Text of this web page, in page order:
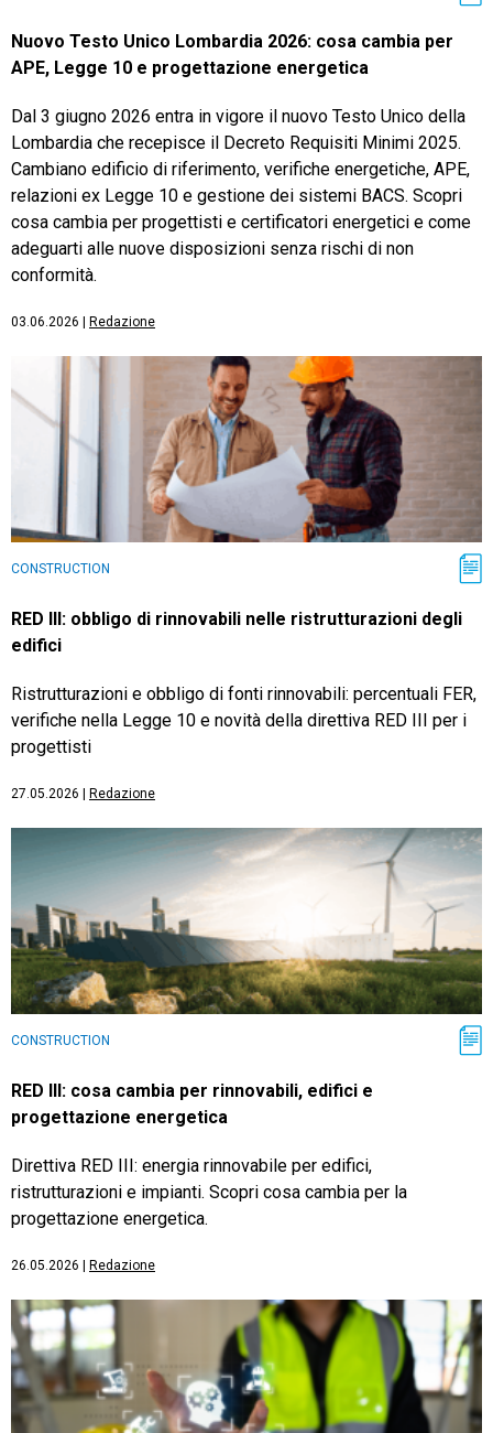
Nuovo Testo Unico Lombardia 2026: cosa cambia per
APE, Legge 10 e progettazione energetica
Dal 3 giugno 2026 entra in vigore il nuovo Testo Unico della
Lombardia che recepisce il Decreto Requisiti Minimi 2025.
Cambiano edificio di riferimento, verifiche energetiche, APE,
relazioni ex Legge 10 e gestione dei sistemi BACS. Scopri
cosa cambia per progettisti e certificatori energetici e come
adeguarti alle nuove disposizioni senza rischi di non
conformità.
03.06.2026 Redazione
CONSTRUCTION
RED III: obbligo di rinnovabili nelle ristrutturazioni degli
edifici
Ristrutturazioni e obbligo di fonti rinnovabili: percentuali FER,
verifiche nella Legge 10 e novità della direttiva RED III per i
progettisti
27.05.2026 Redazione
CONSTRUCTION
RED III: cosa cambia per rinnovabili, edifici e
progettazione energetica
Direttiva RED III: energia rinnovabile per edifici,
ristrutturazioni e impianti. Scopri cosa cambia per la
progettazione energetica.
26.05.2026 Redazione